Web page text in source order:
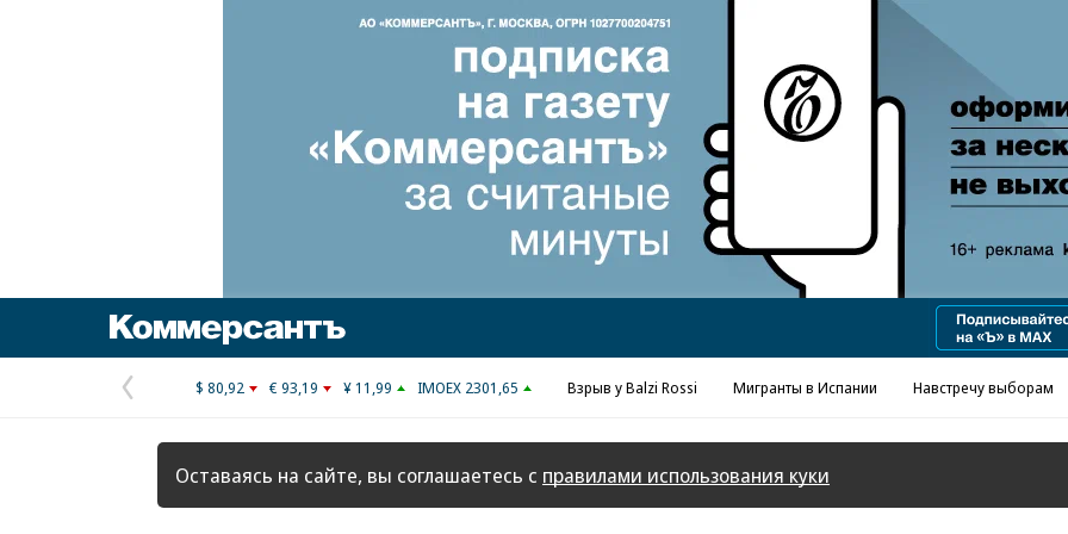
Реклама в «Ъ» www.kommersant.ru/ad
Предыдущая
страница
$ 80,92 € 93,19 ¥ 11,99 IMOEX 2301,65 Взрыв у Balzi Rossi Мигранты в Испании Навстречу выборам
Оставаясь на сайте, вы соглашаетесь с правилами использования куки